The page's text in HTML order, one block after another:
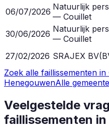
06/07/2026 Natuurlijk
— Couillet
30/06/2026 Natuurlijk
— Couillet
27/02/2026 SRAJEX BV(
Zoek alle faillissementen in
HenegouwenAlle
Veelgestelde
faillissementen in